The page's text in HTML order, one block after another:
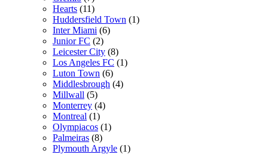
Hearts (11)
Huddersfield Town (1)
Inter Miami (6)
Junior FC (2)
Leicester City (8)
Los Angeles FC (1)
Luton Town (6)
Middlesbrough (4)
Millwall (5)
Monterrey (4)
Montreal (1)
Olympiacos (1)
Palmeiras (8)
Plymouth Argyle (1)